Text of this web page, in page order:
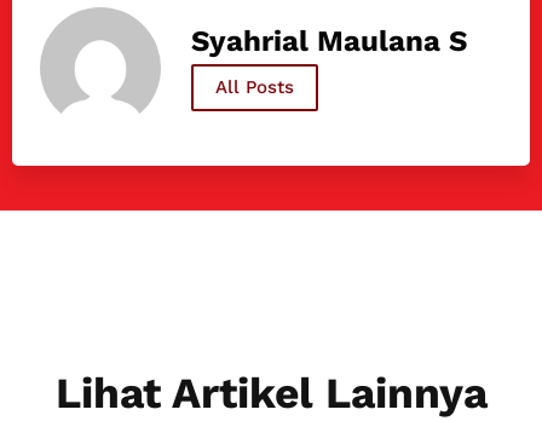
Syahrial Maulana S
All Posts
Lihat Artikel Lainnya